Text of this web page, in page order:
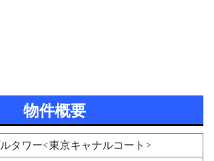
物件概要
タワー<東京キャナルコート>